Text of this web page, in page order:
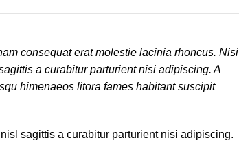
consequat erat molestie lacinia rhoncus. Nisi
a curabitur parturient nisi adipiscing. A
himenaeos litora fames habitant suscipit
sagittis a curabitur parturient nisi adipiscing.